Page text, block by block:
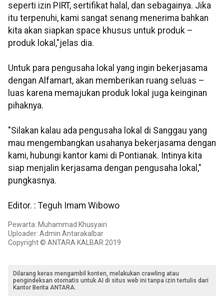
seperti izin PIRT, sertifikat halal, dan sebagainya. Jika
itu terpenuhi, kami sangat senang menerima bahkan
kita akan siapkan space khusus untuk produk –
produk lokal,"jelas dia.
Untuk para pengusaha lokal yang ingin bekerjasama
dengan Alfamart, akan memberikan ruang seluas –
luas karena memajukan produk lokal juga keinginan
pihaknya.
"Silakan kalau ada pengusaha lokal di Sanggau yang
mau mengembangkan usahanya bekerjasama dengan
kami, hubungi kantor kami di Pontianak. Intinya kita
siap menjalin kerjasama dengan pengusaha lokal,"
pungkasnya.
Editor. : Teguh Imam Wibowo
Pewarta: Muhammad Khusyairi
Uploader: Admin Antarakalbar
Copyright © ANTARA KALBAR 2019
Dilarang keras mengambil konten, melakukan crawling atau
pengindeksan otomatis untuk AI di situs web ini tanpa izin tertulis dari
Kantor Berita ANTARA.